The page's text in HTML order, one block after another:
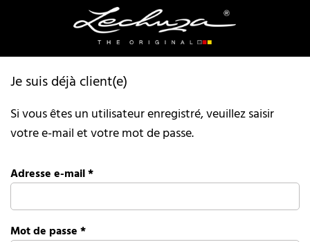
Je suis déjà client(e)
Si vous êtes un utilisateur enregistré, veuillez saisir
votre e-mail et votre mot de passe.
Adresse e-mail*
Mot de passe*